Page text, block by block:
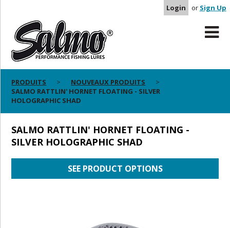
Login or Sign Up
PRODUITS
NOUVEAUX PRODUITS
SALMO RATTLIN' HORNET FLOATING - SILVER
HOLOGRAPHIC SHAD
SALMO RATTLIN' HORNET FLOATING -
SILVER HOLOGRAPHIC SHAD
SEE PRODUCT OPTIONS